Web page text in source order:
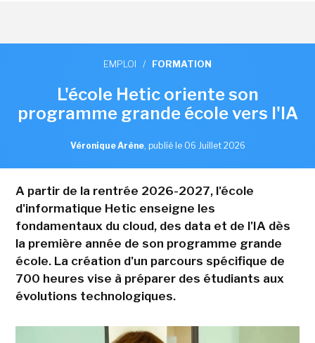
EMPLOI / FORMATION
L'école Hetic oriente son
programme grande école vers l'IA
Véronique Arène, publié le 06 Juillet 2026
A partir de la rentrée 2026-2027, l'école
d'informatique Hetic enseigne les
fondamentaux du cloud, des data et de l'IA dès
la première année de son programme grande
école. La création d'un parcours spécifique de
700 heures vise à préparer des étudiants aux
évolutions technologiques.